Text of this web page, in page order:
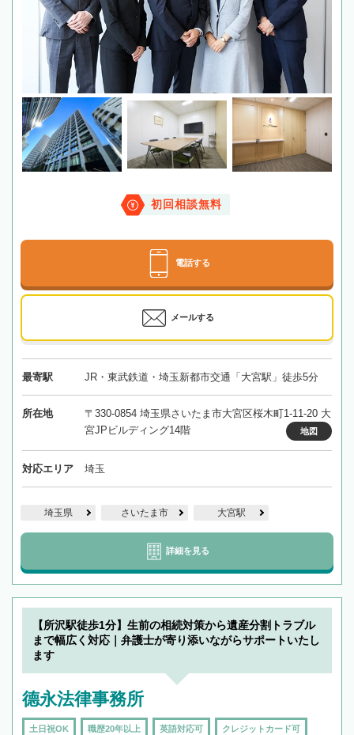
初回相談無料
電話する
メールする
最寄駅 JR・東武鉄道・埼玉新都市交通「大宮駅」徒歩5分
所在地
〒330-0854 埼玉県さいたま市大宮区桜木町1-11-20 大
宮JPビルディング14階
地図
対応エリア 埼玉
埼玉県 さいたま市 大宮駅
詳細を見る
【所沢駅徒歩1分】生前の相続対策から遺産分割トラブル
まで幅広く対応｜弁護士が寄り添いながらサポートいたし
ます
德永法律事務所
土日祝OK 職歴20年以上 英語対応可 クレジットカード可